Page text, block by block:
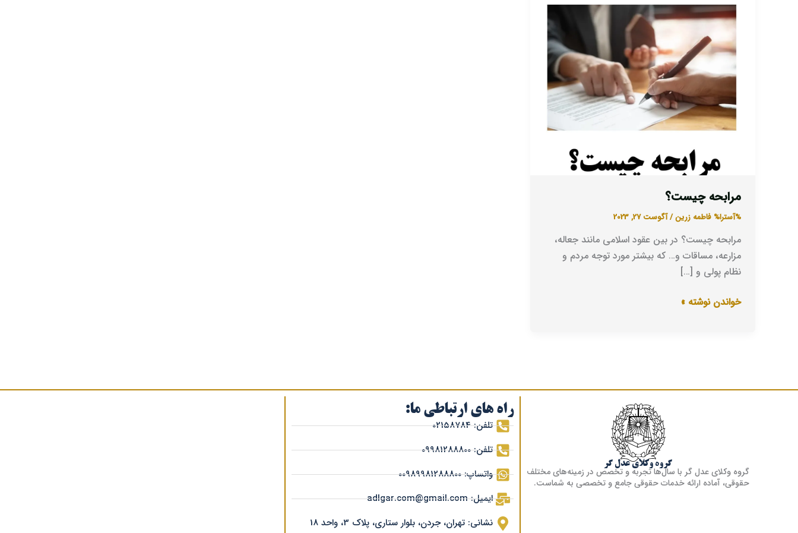
مرابحه چیست؟
%آسترا% فاطمه زرین/آگوست 27, 2023
مرابحه چیست؟ در بین عقود اسلامی مانند جعاله،
مزارعه، مساقات و… که بیشتر مورد توجه مردم و
نظام پولی و […]
خواندن نوشته »
گروه وکلای عدل گر
گروه وکلای عدل گر با سال‌ها تجربه و تخصص در زمینه‌های مختلف
حقوقی، آماده ارائه خدمات حقوقی جامع و تخصصی به شماست.
راه های ارتباطی ما:
تلفن: 02158784
تلفن: 09981288800
واتساپ: 00989981288800
ایمیل: adlgar.com@gmail.com
نشانی: تهران، جردن، بلوار ستاری، پلاک 3، واحد 18